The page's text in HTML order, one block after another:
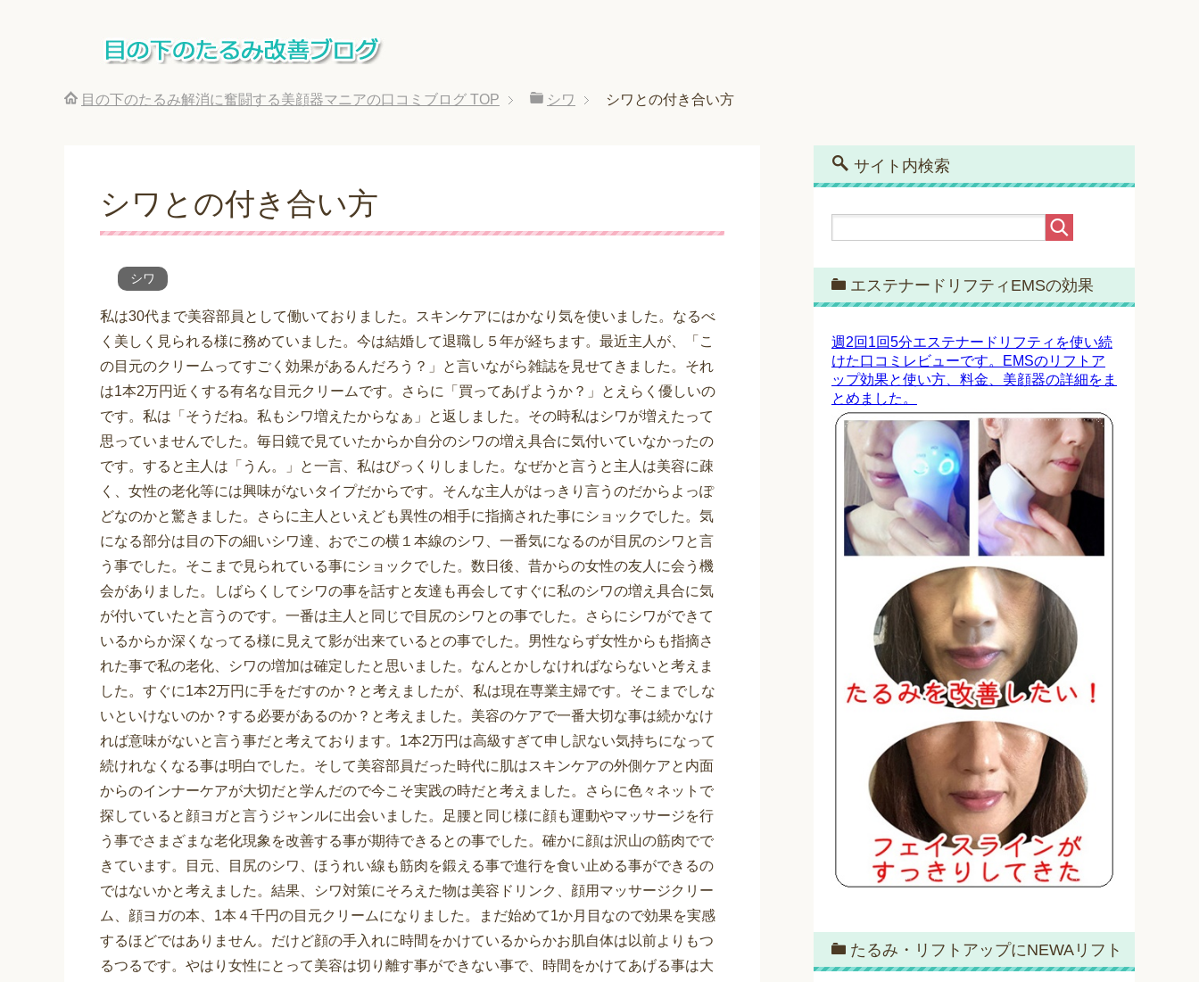
目の下のたるみ解消に奮闘する美顔器マニアの口コミブログ TOP シワ シワとの付き合い方
シワとの付き合い方
シワ
私は30代まで美容部員として働いておりました。スキンケアにはかなり気を使いました。なるべ
く美しく見られる様に務めていました。今は結婚して退職し５年が経ちます。最近主人が、「こ
の目元のクリームってすごく効果があるんだろう？」と言いながら雑誌を見せてきました。それ
は1本2万円近くする有名な目元クリームです。さらに「買ってあげようか？」とえらく優しいの
です。私は「そうだね。私もシワ増えたからなぁ」と返しました。その時私はシワが増えたって
思っていませんでした。毎日鏡で見ていたからか自分のシワの増え具合に気付いていなかったの
です。すると主人は「うん。」と一言、私はびっくりしました。なぜかと言うと主人は美容に疎
く、女性の老化等には興味がないタイプだからです。そんな主人がはっきり言うのだからよっぽ
どなのかと驚きました。さらに主人といえども異性の相手に指摘された事にショックでした。気
になる部分は目の下の細いシワ達、おでこの横１本線のシワ、一番気になるのが目尻のシワと言
う事でした。そこまで見られている事にショックでした。数日後、昔からの女性の友人に会う機
会がありました。しばらくしてシワの事を話すと友達も再会してすぐに私のシワの増え具合に気
が付いていたと言うのです。一番は主人と同じで目尻のシワとの事でした。さらにシワができて
いるからか深くなってる様に見えて影が出来ているとの事でした。男性ならず女性からも指摘さ
れた事で私の老化、シワの増加は確定したと思いました。なんとかしなければならないと考えま
した。すぐに1本2万円に手をだすのか？と考えましたが、私は現在専業主婦です。そこまでしな
いといけないのか？する必要があるのか？と考えました。美容のケアで一番大切な事は続かなけ
れば意味がないと言う事だと考えております。1本2万円は高級すぎて申し訳ない気持ちになって
続けれなくなる事は明白でした。そして美容部員だった時代に肌はスキンケアの外側ケアと内面
からのインナーケアが大切だと学んだので今こそ実践の時だと考えました。さらに色々ネットで
探していると顔ヨガと言うジャンルに出会いました。足腰と同じ様に顔も運動やマッサージを行
う事でさまざまな老化現象を改善する事が期待できるとの事でした。確かに顔は沢山の筋肉でで
きています。目元、目尻のシワ、ほうれい線も筋肉を鍛える事で進行を食い止める事ができるの
ではないかと考えました。結果、シワ対策にそろえた物は美容ドリンク、顔用マッサージクリー
ム、顔ヨガの本、1本４千円の目元クリームになりました。まだ始めて1か月目なので効果を実感
するほどではありません。だけど顔の手入れに時間をかけているからかお肌自体は以前よりもつ
るつるです。やはり女性にとって美容は切り離す事ができない事で、時間をかけてあげる事は大
サイト内検索
エステナードリフティEMSの効果
週2回1回5分エステナードリフティを使い続
けた口コミレビューです。EMSのリフトア
ップ効果と使い方、料金、美顔器の詳細をま
とめました。
たるみ・リフトアップにNEWAリフト